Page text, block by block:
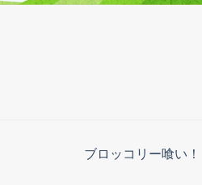
ブロッコリー喰い！